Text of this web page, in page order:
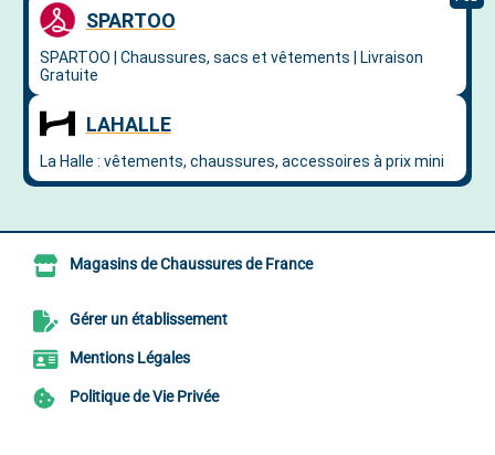
Magasins de Chaussures de France
Gérer un établissement
Mentions Légales
Politique de Vie Privée